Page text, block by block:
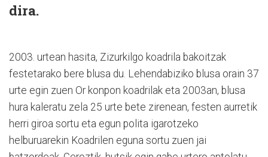
dira.
2003. urtean hasita, Zizurkilgo koadrila bakoitzak
festetarako bere blusa du. Lehendabiziko blusa orain 37
urte egin zuen Or konpon koadrilak eta 2003an, blusa
hura kaleratu zela 25 urte bete zirenean, festen aurretik
herri giroa sortu eta egun polita igarotzeko
helburuarekin Koadrilen eguna sortu zuen jai